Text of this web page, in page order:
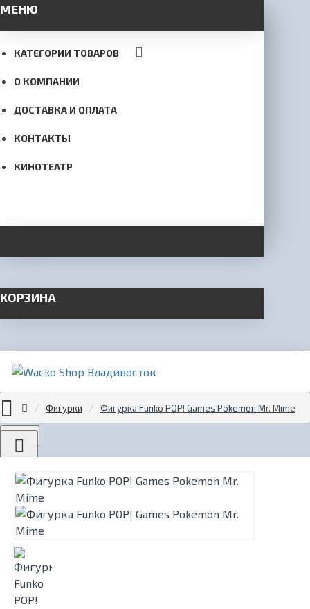
МЕНЮ
КАТЕГОРИИ ТОВАРОВ
О КОМПАНИИ
ДОСТАВКА И ОПЛАТА
КОНТАКТЫ
КИНОТЕАТР
КОРЗИНА
Menu
Фигурки Фигурка Funko POP! Games Pokemon Mr. Mime